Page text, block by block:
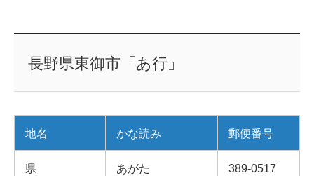
長野県東御市「あ行」
地名 かな読み 郵便番号
県 あがた 389-0517